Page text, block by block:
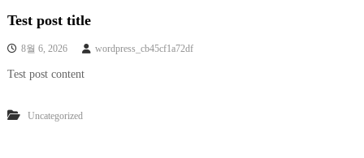
Test post title
8월 6, 2026 wordpress_cb45cf1a72df
Test post content
Uncategorized